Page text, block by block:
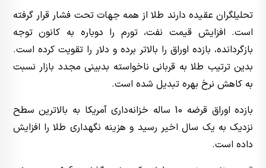
تحلیلگران عقیده دارند طلا از همه جهات تحت فشار قرار گرفته
است. افزایش قیمت نفت، تورم را دوباره به کانون توجه
بازگردانده، بازده اوراق را بالاتر برده و دلار را تقویت کرده است.
بدین ترتیب طلا به قربانی ناخواسته بدبینی مجدد بازار نسبت
به کاهش نرخ بهره تبدیل شده است.
بازده اوراق قرضه 10 ساله خزانه‌داری آمریکا به بالاترین سطح
نزدیک به یک سال اخیر رسید و هزینه نگهداری طلا را افزایش
داده است.